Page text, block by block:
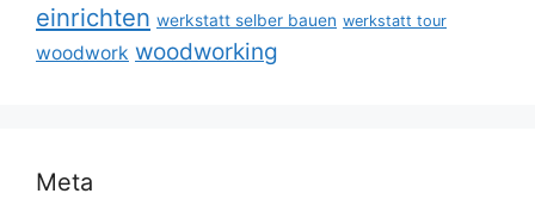
einrichten werkstatt selber bauen werkstatt tour
woodwork woodworking
Meta